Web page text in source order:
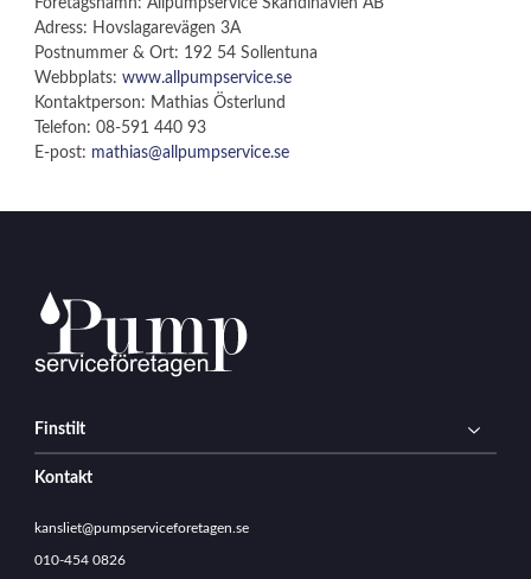
Adress: Hovslagarevägen 3A
Postnummer & Ort: 192 54 Sollentuna
Webbplats: www.allpumpservice.se
Kontaktperson: Mathias Österlund
Telefon: 08-591 440 93
E-post: mathias@allpumpservice.se
Finstilt
Kontakt
kansliet@pumpserviceforetagen.se
010-454 0826